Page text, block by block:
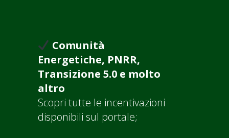
Comunità
Energetiche, PNRR,
Transizione 5.0 e molto
altro
Scopri tutte le incentivazioni
disponibili sul portale;